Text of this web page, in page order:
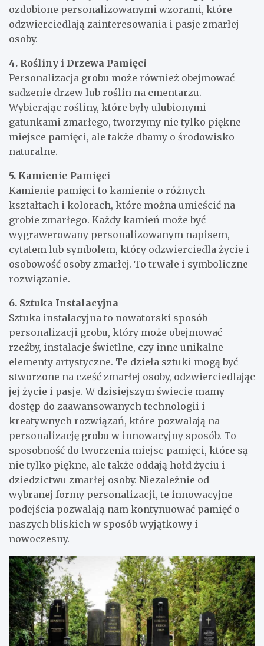
ozdobione personalizowanymi wzorami, które
odzwierciedlają zainteresowania i pasje zmarłej
osoby.
4. Rośliny i Drzewa Pamięci
Personalizacja grobu może również obejmować
sadzenie drzew lub roślin na cmentarzu.
Wybierając rośliny, które były ulubionymi
gatunkami zmarłego, tworzymy nie tylko piękne
miejsce pamięci, ale także dbamy o środowisko
naturalne.
5. Kamienie Pamięci
Kamienie pamięci to kamienie o różnych
kształtach i kolorach, które można umieścić na
grobie zmarłego. Każdy kamień może być
wygrawerowany personalizowanym napisem,
cytatem lub symbolem, który odzwierciedla życie i
osobowość osoby zmarłej. To trwałe i symboliczne
rozwiązanie.
6. Sztuka Instalacyjna
Sztuka instalacyjna to nowatorski sposób
personalizacji grobu, który może obejmować
rzeźby, instalacje świetlne, czy inne unikalne
elementy artystyczne. Te dzieła sztuki mogą być
stworzone na cześć zmarłej osoby, odzwierciedlając
jej życie i pasje. W dzisiejszym świecie mamy
dostęp do zaawansowanych technologii i
kreatywnych rozwiązań, które pozwalają na
personalizację grobu w innowacyjny sposób. To
sposobność do tworzenia miejsc pamięci, które są
nie tylko piękne, ale także oddają hołd życiu i
dziedzictwu zmarłej osoby. Niezależnie od
wybranej formy personalizacji, te innowacyjne
podejścia pozwalają nam kontynuować pamięć o
naszych bliskich w sposób wyjątkowy i
nowoczesny.